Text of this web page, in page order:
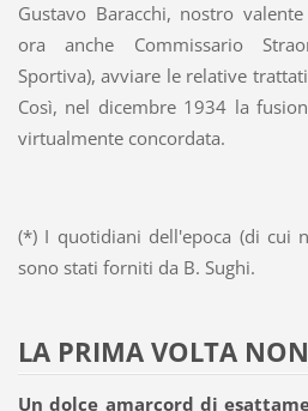
Gustavo Baracchi, nostro
ora anche Commissario
Sportiva), avviare le relative
Così, nel dicembre 1934 la
virtualmente concordata.
(*) I quotidiani dell'epoca (di cui
sono stati forniti da B. Sughi.
LA PRIMA VOLTA
Un dolce amarcord di